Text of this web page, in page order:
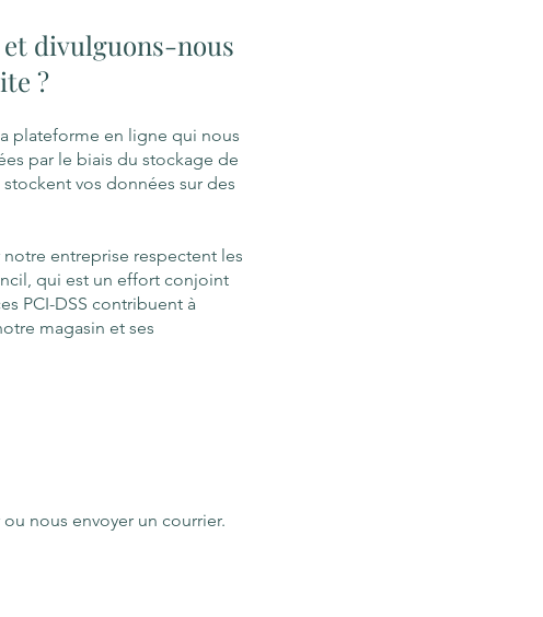
divulguons-nous
?
plateforme en ligne qui nous
par le biais du stockage de
vos données sur des
entreprise respectent les
qui est un effort conjoint
PCI-DSS contribuent à
magasin et ses
nous envoyer un courrier.